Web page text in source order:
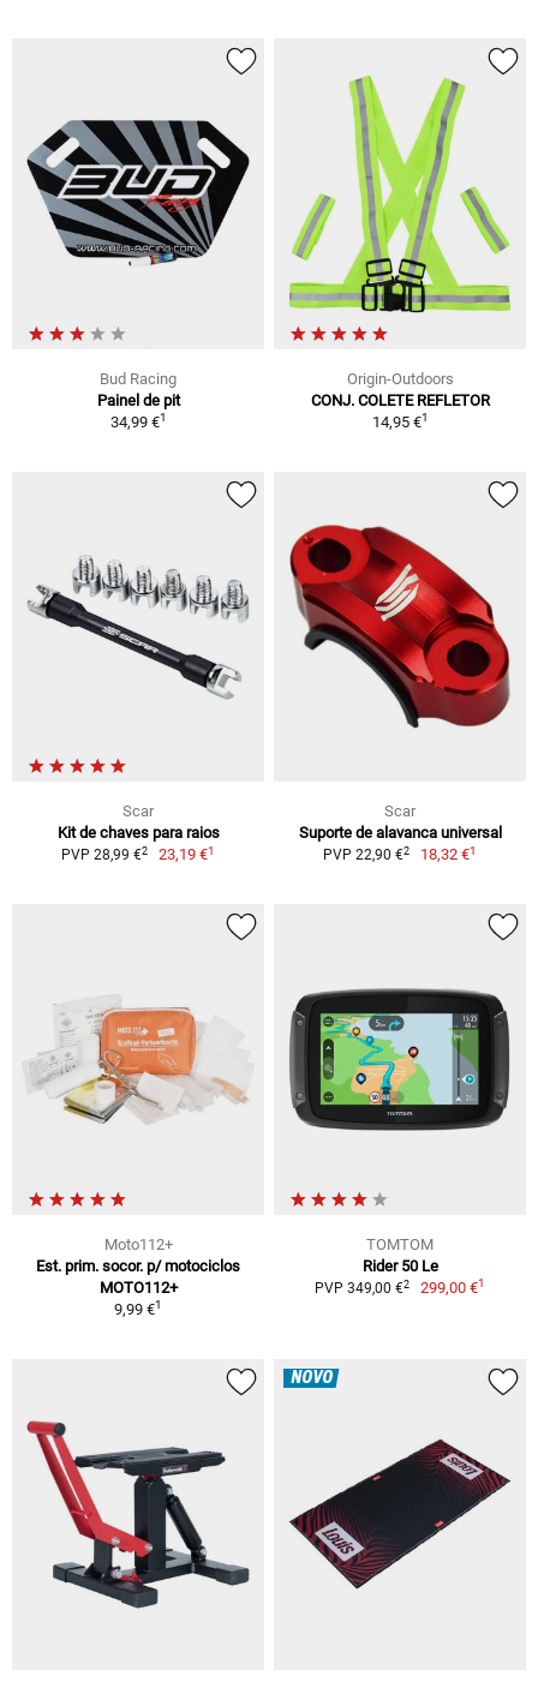
Bud Racing
Painel de pit
34,99 €1
Origin-Outdoors
CONJ. COLETE REFLETOR
14,95 €1
Scar
Kit de chaves para raios
PVP 28,99 €2 23,19 €1
Scar
Suporte de alavanca universal
PVP 22,90 €2 18,32 €1
Moto112+
Est. prim. socor. p/ motociclos
MOTO112+
9,99 €1
TOMTOM
Rider 50 Le
PVP 349,00 €2 299,00 €1
NOVO